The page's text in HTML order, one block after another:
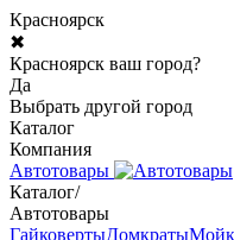
Красноярск
✖
Красноярск ваш город?
Да
Выбрать другой город
Каталог
Компания
Автотовары
Каталог/
Автотовары
ГайковертыДомкраты